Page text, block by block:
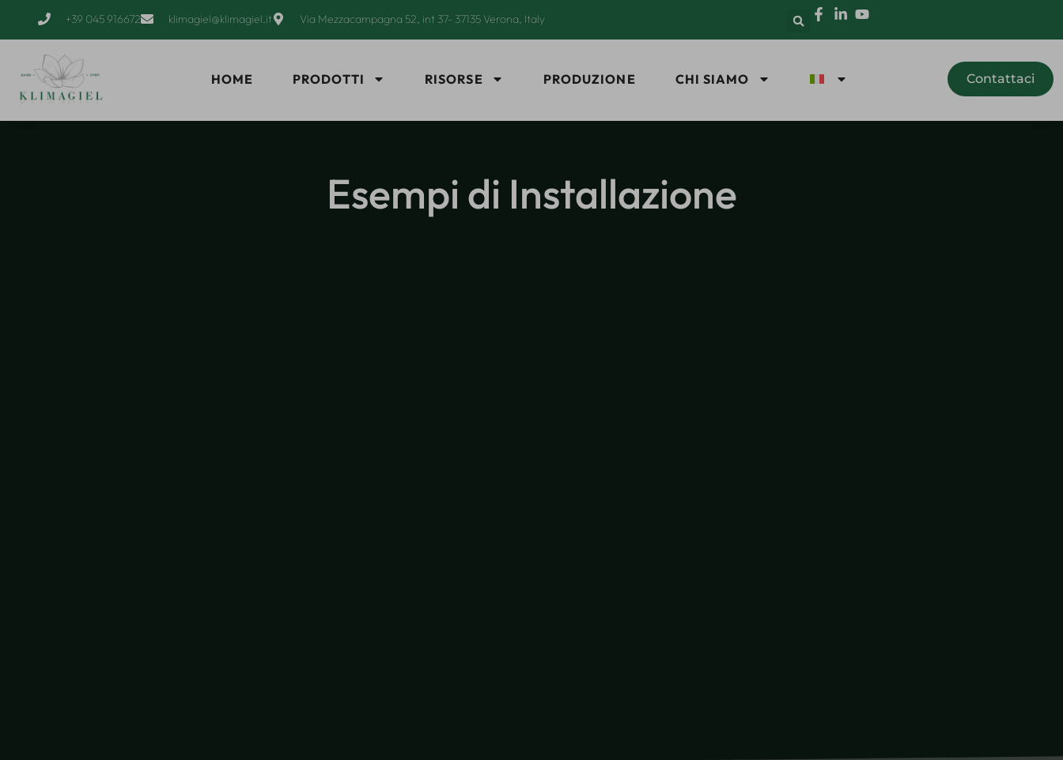
+39 045 916672 klimagiel@klimagiel.it Via Mezzacampagna 52, int 37- 37135 Verona, Italy
HOME PRODOTTI RISORSE PRODUZIONE CHI SIAMO Contattaci
Esempi di Installazione